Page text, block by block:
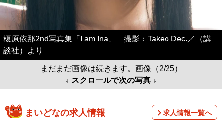
榎原依那2nd写真集「I am Ina」 撮影：Takeo Dec.／（講
談社）より
まだまだ画像は続きます。画像（2/25）
↓ スクロールで次の写真 ↓
まいどなの求人情報 求人情報一覧へ